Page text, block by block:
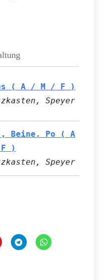
( A / M / F )
Speyer
, Beine. Po ( A
)
Speyer